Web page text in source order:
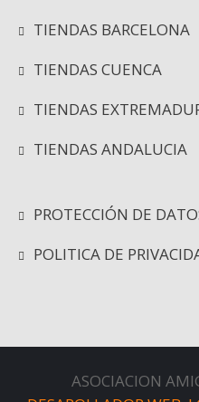
TIENDAS BARCELONA
TIENDAS CUENCA
TIENDAS
TIENDAS ANDALUCIA
PROTECCIÓN DE
POLITICA DE
ASOCIACION